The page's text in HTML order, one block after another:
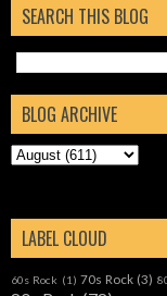
SEARCH THIS BLOG
BLOG ARCHIVE
LABEL CLOUD
60s Rock (1) 70s Rock (3)